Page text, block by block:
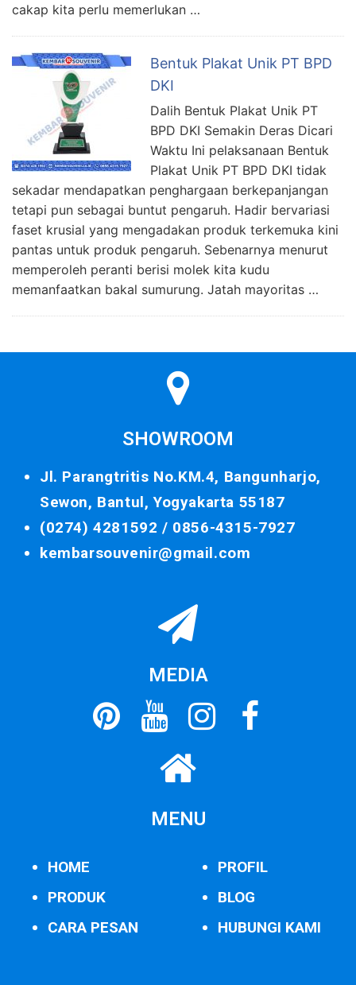
cakap kita perlu memerlukan …
Bentuk Plakat Unik PT BPD
DKI
Dalih Bentuk Plakat Unik PT
BPD DKI Semakin Deras Dicari
Waktu Ini pelaksanaan Bentuk
Plakat Unik PT BPD DKI tidak
sekadar mendapatkan penghargaan berkepanjangan
tetapi pun sebagai buntut pengaruh. Hadir bervariasi
faset krusial yang mengadakan produk terkemuka kini
pantas untuk produk pengaruh. Sebenarnya menurut
memperoleh peranti berisi molek kita kudu
memanfaatkan bakal sumurung. Jatah mayoritas …
SHOWROOM
Jl. Parangtritis No.KM.4, Bangunharjo,
Sewon, Bantul, Yogyakarta 55187
(0274) 4281592 / 0856-4315-7927
kembarsouvenir@gmail.com
MEDIA
MENU
HOME
PRODUK
CARA PESAN
PROFIL
BLOG
HUBUNGI KAMI